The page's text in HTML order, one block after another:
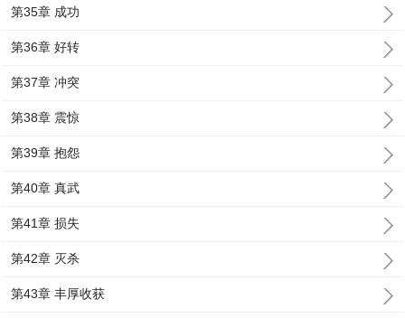
第35章 成功
第36章 好转
第37章 冲突
第38章 震惊
第39章 抱怨
第40章 真武
第41章 损失
第42章 灭杀
第43章 丰厚收获